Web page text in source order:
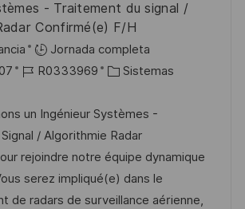
- Traitement du signal /
Confirmé(e) F/H
Jornada completa
I
d
e
e
m
p
R0333969
C
t
e
g
o
r
Sistemas
un Ingénieur Systèmes -
/ Algorithmie Radar
rejoindre notre équipe dynamique
serez impliqué(e) dans le
de radars de surveillance aérienne,